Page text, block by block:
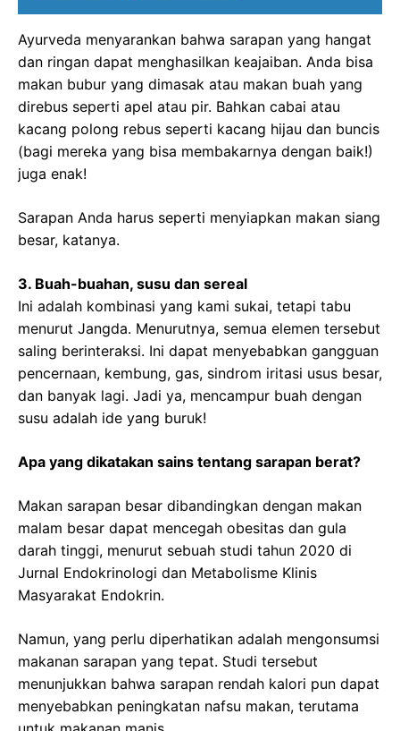
Ayurveda menyarankan bahwa sarapan yang hangat
dan ringan dapat menghasilkan keajaiban. Anda bisa
makan bubur yang dimasak atau makan buah yang
direbus seperti apel atau pir. Bahkan cabai atau
kacang polong rebus seperti kacang hijau dan buncis
(bagi mereka yang bisa membakarnya dengan baik!)
juga enak!
Sarapan Anda harus seperti menyiapkan makan siang
besar, katanya.
3. Buah-buahan, susu dan sereal
Ini adalah kombinasi yang kami sukai, tetapi tabu
menurut Jangda. Menurutnya, semua elemen tersebut
saling berinteraksi. Ini dapat menyebabkan gangguan
pencernaan, kembung, gas, sindrom iritasi usus besar,
dan banyak lagi. Jadi ya, mencampur buah dengan
susu adalah ide yang buruk!
Apa yang dikatakan sains tentang sarapan berat?
Makan sarapan besar dibandingkan dengan makan
malam besar dapat mencegah obesitas dan gula
darah tinggi, menurut sebuah studi tahun 2020 di
Jurnal Endokrinologi dan Metabolisme Klinis
Masyarakat Endokrin.
Namun, yang perlu diperhatikan adalah mengonsumsi
makanan sarapan yang tepat. Studi tersebut
menunjukkan bahwa sarapan rendah kalori pun dapat
menyebabkan peningkatan nafsu makan, terutama